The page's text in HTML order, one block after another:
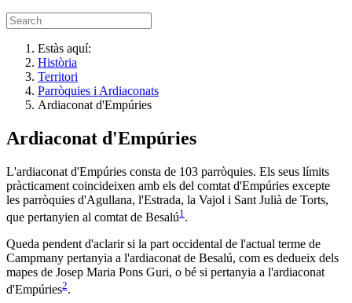
Estàs aquí:
Història
Territori
Parròquies i Ardiaconats
Ardiaconat d'Empúries
Ardiaconat d'Empúries
L'ardiaconat d'Empúries consta de 103 parròquies. Els seus límits
pràcticament coincideixen amb els del comtat d'Empúries excepte
les parròquies d'Agullana, l'Estrada, la Vajol i Sant Julià de Torts,
que pertanyien al comtat de Besalú1 .
Queda pendent d'aclarir si la part occidental de l'actual terme de
Campmany pertanyia a l'ardiaconat de Besalú, com es dedueix dels
mapes de Josep Maria Pons Guri, o bé si pertanyia a l'ardiaconat
d'Empúries2.